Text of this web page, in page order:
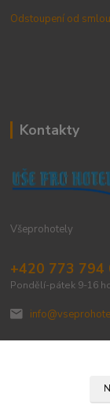
Odstoupení od
Kontakty
Všeprohotely
+420 773 794
Pondělí-pátek 9-16